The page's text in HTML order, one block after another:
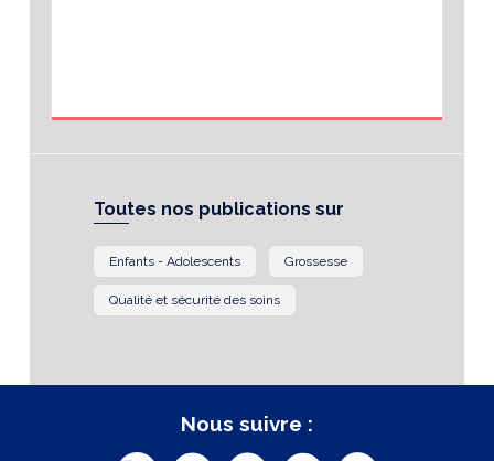
Toutes nos publications sur
Enfants - Adolescents Grossesse
Qualité et sécurité des soins
Nous suivre :